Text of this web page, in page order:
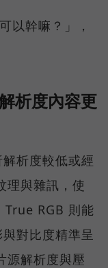
以幹嘛？」，
析度內容更
析度較低或經
理與雜訊，使
True RGB 則能
對比度精準呈
源解析度與壓